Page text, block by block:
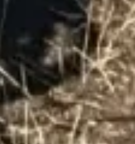
📅 2
📅 4 a 6 dias 🤷
Todas as experiências
🗓 Tours 1 dia 37